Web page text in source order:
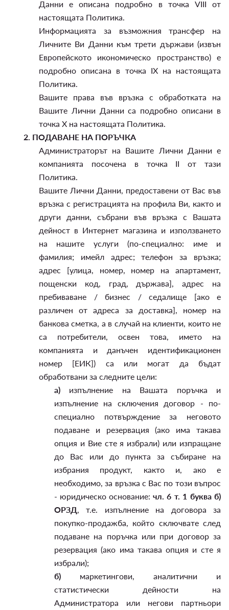
Данни е описана подробно в точка VIII от
настоящата Политика.
Информацията за възможния трансфер на
Личните Ви Данни към трети държави (извън
Европейското икономическо пространство) е
подробно описана в точка IX на настоящата
Политика.
Вашите права във връзка с обработката на
Вашите Лични Данни са подробно описани в
точка X на настоящата Политика.
2. ПОДАВАНЕ НА ПОРЪЧКА
Администраторът на Вашите Лични Данни е
компанията посочена в точка II от тази
Политика.
Вашите Лични Данни, предоставени от Вас във
връзка с регистрацията на профила Ви, както и
други данни, събрани във връзка с Вашата
дейност в Интернет магазина и използването
на нашите услуги (по-специално: име и
фамилия; имейл адрес; телефон за връзка;
адрес [улица, номер, номер на апартамент,
пощенски код, град, държава], адрес на
пребиваване / бизнес / седалище [ако е
различен от адреса за доставка], номер на
банкова сметка, а в случай на клиенти, които не
са потребители, освен това, името на
компанията и данъчен идентификационен
номер [ЕИК]) са или могат да бъдат
обработвани за следните цели:
а) изпълнение на Вашата поръчка и
изпълнение на сключения договор - по-
специално потвърждение за неговото
подаване и резервация (ако има такава
опция и Вие сте я избрали) или изпращане
до Вас или до пункта за събиране на
избрания продукт, както и, ако е
необходимо, за връзка с Вас по този въпрос
- юридическо основание: чл. 6 т. 1 буква б)
ОРЗД, т.е. изпълнение на договора за
покупко-продажба, който сключвате след
подаване на поръчка или при договор за
резервация (ако има такава опция и сте я
избрали);
б) маркетингови, аналитични и
статистически дейности на
Администратора или негови партньори